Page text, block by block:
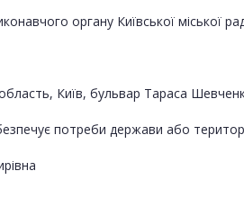
органу Київської міської
Київ, бульвар Тараса
потреби держави або